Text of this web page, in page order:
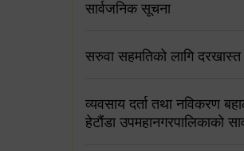
सार्वजनिक सूचना
सरुवा सहमतिको लागि
व्यवसाय दर्ता तथा नविकरण
हेटौंडा उपमहानगरपालिकाको